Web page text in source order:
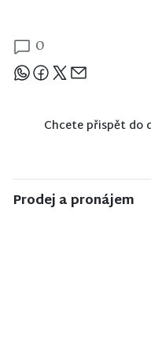
0
Sdílejte článek
Chcete přispět do
Prodej a pronájem